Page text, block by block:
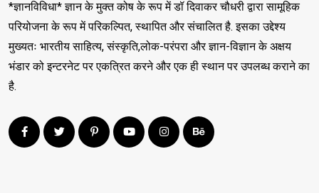
*ज्ञानविविधा* ज्ञान के मुक्त कोष के रूप में डॉ दिवाकर चौधरी द्वारा सामूहिक
परियोजना के रूप में परिकल्पित, स्थापित और संचालित है. इसका उद्देश्य
मुख्यतः भारतीय साहित्य, संस्कृति,लोक-परंपरा और ज्ञान-विज्ञान के अक्षय
भंडार को इन्टरनेट पर एकत्रित करने और एक ही स्थान पर उपलब्ध कराने का
है.